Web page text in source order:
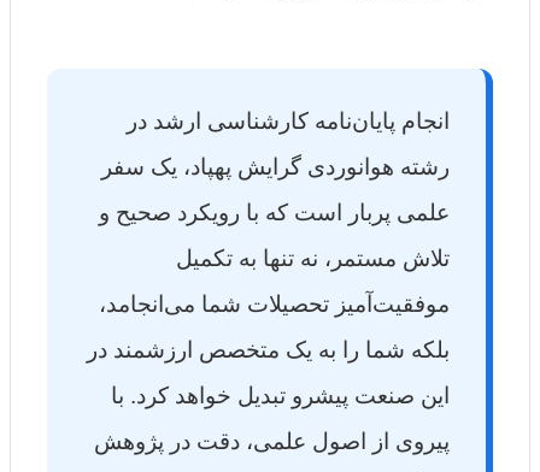
انجام پایان‌نامه کارشناسی ارشد در
رشته هوانوردی گرایش پهپاد، یک سفر
علمی پربار است که با رویکرد صحیح و
تلاش مستمر، نه تنها به تکمیل
موفقیت‌آمیز تحصیلات شما می‌انجامد،
بلکه شما را به یک متخصص ارزشمند در
این صنعت پیشرو تبدیل خواهد کرد. با
پیروی از اصول علمی، دقت در پژوهش